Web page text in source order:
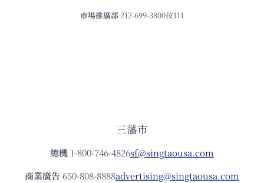
市場推廣部 212-699-3800按111
三藩市
總機 1-800-746-4826sf@singtaousa.com
商業廣告 650-808-8888advertising@singtaousa.com